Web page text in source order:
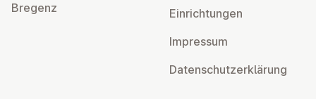
Bregenz
Ein­rich­tun­gen
Impressum
Datens­chutzerklärung